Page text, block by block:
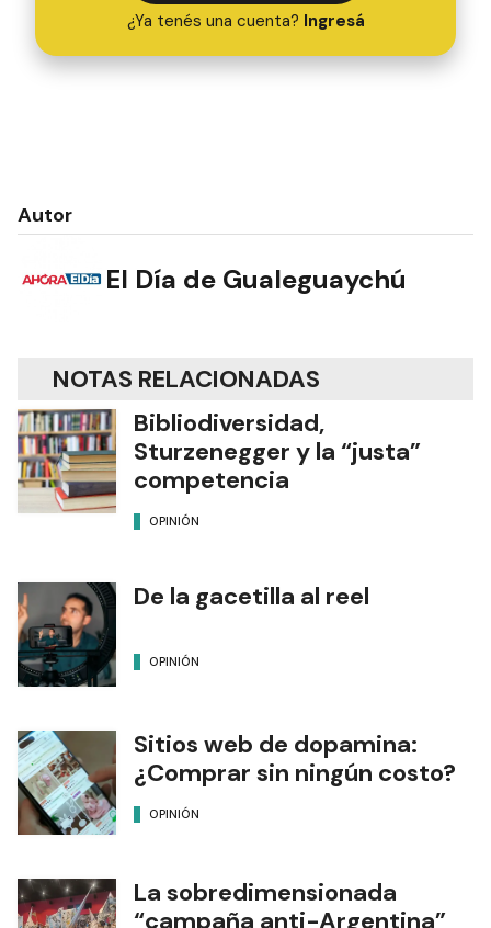
¿Ya tenés una cuenta? Ingresá
Autor
El Día de Gualeguaychú
NOTAS RELACIONADAS
Bibliodiversidad,
Sturzenegger y la “justa”
competencia
OPINIÓN
De la gacetilla al reel
OPINIÓN
Sitios web de dopamina:
¿Comprar sin ningún costo?
OPINIÓN
La sobredimensionada
“campaña anti-Argentina”